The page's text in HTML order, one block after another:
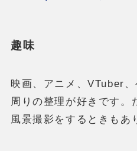
趣味
映画、アニメ、VTuber
周りの整理が好きです。
風景撮影をするときもあ